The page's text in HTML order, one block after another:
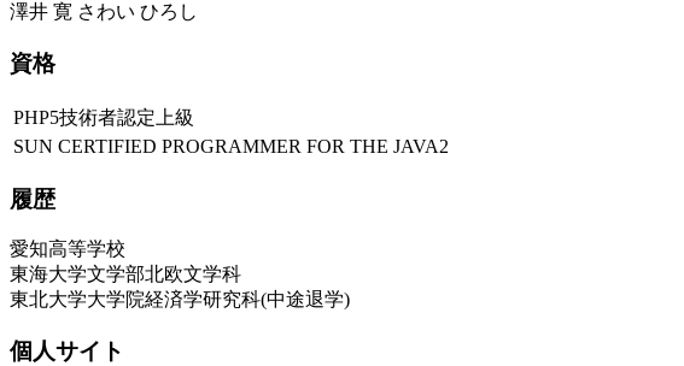
澤井 寛 さわい ひろし
資格
PHP5技術者認定上級
SUN CERTIFIED PROGRAMMER FOR THE JAVA2
履歴
愛知高等学校
東海大学文学部北欧文学科
東北大学大学院経済学研究科(中途退学)
個人サイト